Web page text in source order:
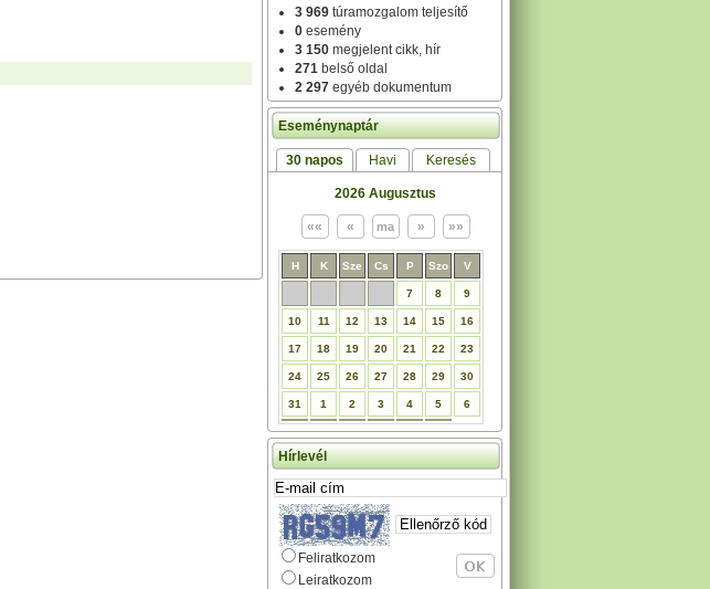
3 969 túramozgalom teljesítő
0 esemény
3 150 megjelent cikk, hír
271 belső oldal
2 297 egyéb dokumentum
Eseménynaptár
30 napos Havi Keresés
2026 Augusztus
H K Sze Cs P Szo V
7 8 9
10 11 12 13 14 15 16
17 18 19 20 21 22 23
24 25 26 27 28 29 30
31 1 2 3 4 5 6
Hírlevél
Feliratkozom
Leiratkozom